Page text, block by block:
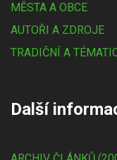
MĚSTA A OBCE
AUTOŘI A ZDROJE
TRADIČNÍ A
Další